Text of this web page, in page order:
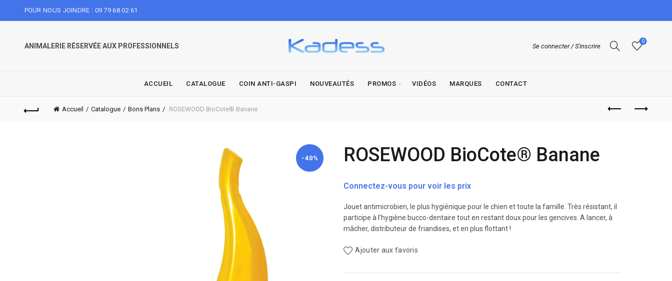
POUR NOUS JOINDRE : 09 79 68 02 61
ANIMALERIE RÉSERVÉE AUX PROFESSIONNELS Se connecter / S'inscrire
0
ACCUEIL CATALOGUE COIN ANTI-GASPI NOUVEAUTÉS PROMOS VIDÉOS MARQUES CONTACT
Accueil Catalogue Bons Plans ROSEWOOD BioCote® Banane
-40% ROSEWOOD BioCote® Banane
Connectez-vous pour voir les prix
Jouet antimicrobien, le plus hygiénique pour le chien et toute la famille. Très résistant, il
participe à l’hygiène bucco-dentaire tout en restant doux pour les gencives. A lancer, à
mâcher, distributeur de friandises, et en plus flottant !
Ajouter aux favoris